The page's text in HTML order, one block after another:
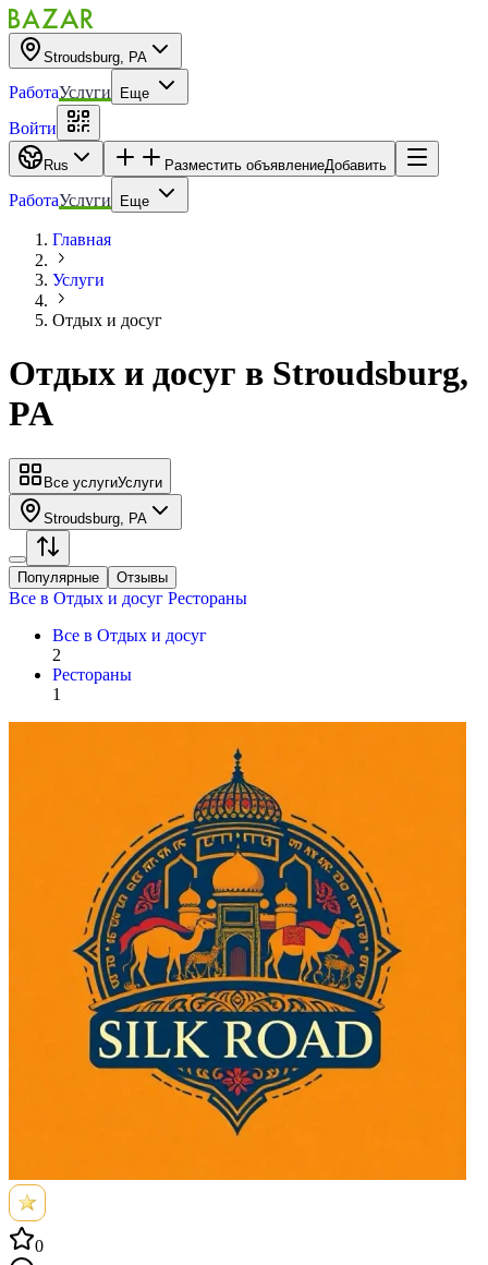
Stroudsburg, PA
РаботаУслуги Еще
Войти
Rus Разместить объявлениеДобавить
РаботаУслуги Еще
Главная
Услуги
Отдых и досуг
Отдых и досуг в Stroudsburg,
PA
Все услугиУслуги
Stroudsburg, PA
Популярные Отзывы
Все в Отдых и досуг Рестораны
Все в Отдых и досуг
2
Рестораны
1
0